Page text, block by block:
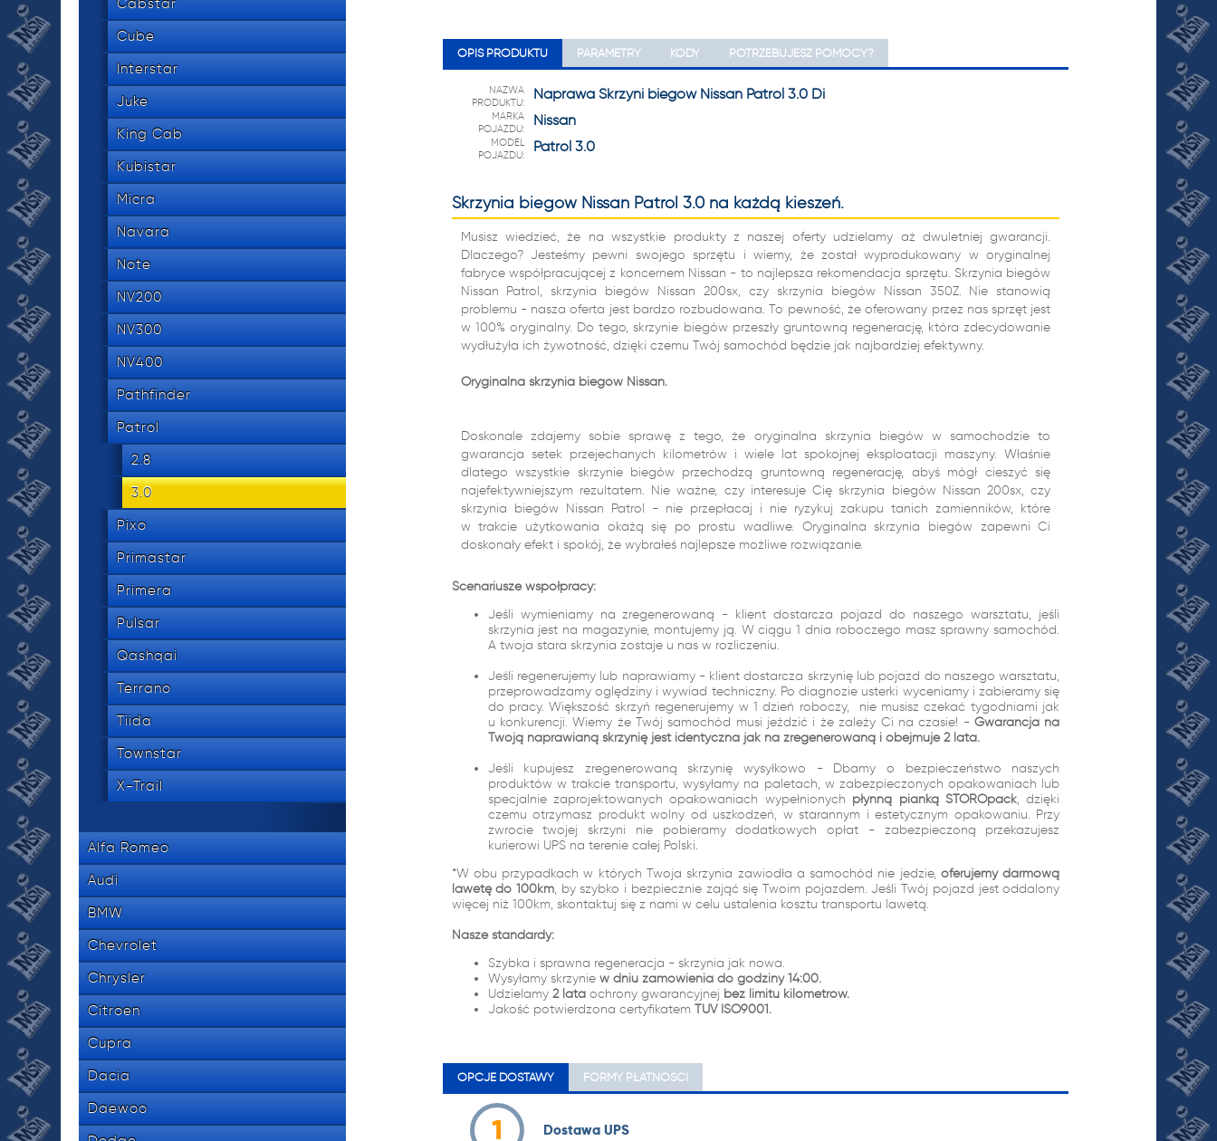
tel.
Cabstar
Cube
Interstar
Juke
King Cab
Kubistar
Micra
Navara
Note
NV200
NV300
NV400
Pathfinder
Patrol
2.8
3.0
Pixo
Primastar
Primera
Pulsar
Qashqai
Terrano
Tiida
Townstar
X-Trail
Alfa Romeo
Audi
BMW
Chevrolet
Chrysler
Citroen
Cupra
Dacia
Daewoo
OPIS PRODUKTU PARAMETRY KODY POTRZEBUJESZ POMOCY?
NAZWA
PRODUKTU:
Naprawa Skrzyni biegów Nissan Patrol 3.0 Di
MARKA
POJAZDU:
Nissan
MODEL
POJAZDU:
Patrol 3.0
Skrzynia biegów Nissan Patrol 3.0 na każdą kieszeń.
Musisz wiedzieć, że na wszystkie produkty z naszej oferty udzielamy aż dwuletniej gwarancji.
Dlaczego? Jesteśmy pewni swojego sprzętu i wiemy, że został wyprodukowany w oryginalnej
fabryce współpracującej z koncernem Nissan - to najlepsza rekomendacja sprzętu. Skrzynia biegów
Nissan Patrol, skrzynia biegów Nissan 200sx, czy skrzynia biegów Nissan 350Z. Nie stanowią
problemu - nasza oferta jest bardzo rozbudowana. To pewność, że oferowany przez nas sprzęt jest
w 100% oryginalny. Do tego, skrzynie biegów przeszły gruntowną regenerację, która zdecydowanie
wydłużyła ich żywotność, dzięki czemu Twój samochód będzie jak najbardziej efektywny.
Oryginalna skrzynia biegów Nissan.
Doskonale zdajemy sobie sprawę z tego, że oryginalna skrzynia biegów w samochodzie to
gwarancja setek przejechanych kilometrów i wiele lat spokojnej eksploatacji maszyny. Właśnie
dlatego wszystkie skrzynie biegów przechodzą gruntowną regenerację, abyś mógł cieszyć się
najefektywniejszym rezultatem. Nie ważne, czy interesuje Cię skrzynia biegów Nissan 200sx, czy
skrzynia biegów Nissan Patrol - nie przepłacaj i nie ryzykuj zakupu tanich zamienników, które
w trakcie użytkowania okażą się po prostu wadliwe. Oryginalna skrzynia biegów zapewni Ci
doskonały efekt i spokój, że wybrałeś najlepsze możliwe rozwiązanie.
Scenariusze współpracy:
Jeśli wymieniamy na zregenerowaną - klient dostarcza pojazd do naszego warsztatu, jeśli
skrzynia jest na magazynie, montujemy ją. W ciągu 1 dnia roboczego masz sprawny samochód.
A twoja stara skrzynia zostaje u nas w rozliczeniu.
Jeśli regenerujemy lub naprawiamy - klient dostarcza skrzynię lub pojazd do naszego warsztatu,
przeprowadzamy oględziny i wywiad techniczny. Po diagnozie usterki wyceniamy i zabieramy się
do pracy. Większość skrzyń regenerujemy w 1 dzień roboczy, nie musisz czekać tygodniami jak
u konkurencji. Wiemy że Twój samochód musi jeździć i że zależy Ci na czasie! -Gwarancja na
Twoją naprawianą skrzynię jest identyczna jak na zregenerowaną i obejmuje 2 lata.
Jeśli kupujesz zregenerowaną skrzynię wysyłkowo - Dbamy o bezpieczeństwo naszych
produktów w trakcie transportu, wysyłamy na paletach, w zabezpieczonych opakowaniach lub
specjalnie zaprojektowanych opakowaniach wypełnionych płynną pianką STOROpack, dzięki
czemu otrzymasz produkt wolny od uszkodzeń, w starannym i estetycznym opakowaniu. Przy
zwrocie twojej skrzyni nie pobieramy dodatkowych opłat - zabezpieczoną przekazujesz
kurierowi UPS na terenie całej Polski.
*W obu przypadkach w których Twoja skrzynia zawiodła a samochód nie jedzie,oferujemy darmową
lawetę do 100km, by szybko i bezpiecznie zająć się Twoim pojazdem. Jeśli Twój pojazd jest oddalony
więcej niż 100km, skontaktuj się z nami w celu ustalenia kosztu transportu lawetą.
Nasze standardy:
Szybka i sprawna regeneracja - skrzynia jak nowa.
Wysyłamy skrzynie w dniu zamówienia do godziny 14:00.
Udzielamy 2 lataochrony gwarancyjnej bez limitu kilometrów.
Jakość potwierdzona certyfikatem TUV ISO9001.
OPCJE DOSTAWY FORMY PŁATNOŚCI
1 Dostawa UPS